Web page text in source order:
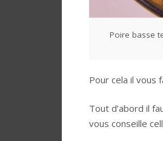
Poire basse
Pour cela il vous
Tout d’abord il
vous conseille